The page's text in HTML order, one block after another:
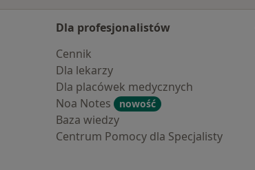
Dla profesjonalistów
Cennik
Dla lekarzy
Dla placówek medycznych
Noa Notes
nowość
Baza wiedzy
Centrum Pomocy dla Specjalisty